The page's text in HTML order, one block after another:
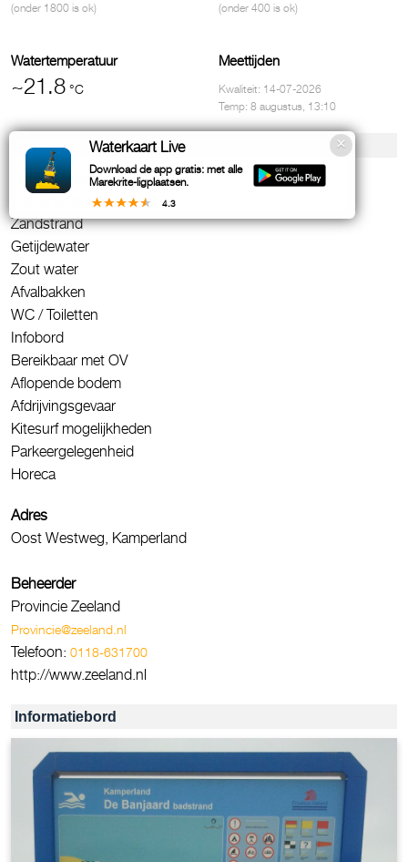
(onder 1800 is ok) (onder 400 is ok)
Watertemperatuur
~21.8 °C
Meettijden
Kwaliteit: 14-07-2026
Temp: 8 augustus, 13:10
Voorzieningen & contact
Honden toegestaan
Fietsenstalling
Zandstrand
Getijdewater
Zout water
Afvalbakken
WC / Toiletten
Infobord
Bereikbaar met OV
Aflopende bodem
Afdrijvingsgevaar
Kitesurf mogelijkheden
Parkeergelegenheid
Horeca
Adres
Oost Westweg, Kamperland
Beheerder
Provincie Zeeland
Provincie@zeeland.nl
Telefoon: 0118-631700
http://www.zeeland.nl
Informatiebord
Waterkaart Live
Download de app gratis: met alle
Marekrite-ligplaatsen.
4.3